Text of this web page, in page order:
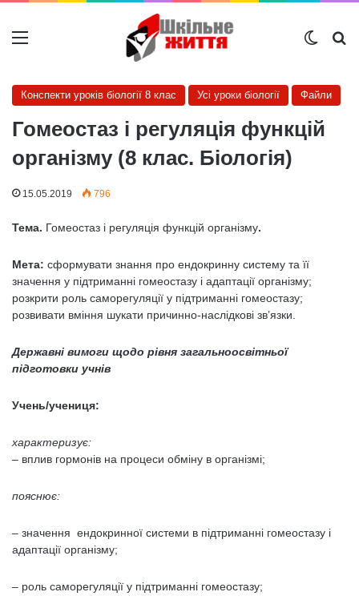
Меню
Конспекти уроків біології 8 клас Усі уроки біології Файли
Гомеостаз і регуляція функцій
організму (8 клас. Біологія)
15.05.2019 796
Тема. Гомеостаз і регуляція функцій організму.
Мета: сформувати знання про ендокринну систему та її
значення у підтриманні гомеостазу і адаптації організму;
розкрити роль саморегуляції у підтриманні гомеостазу;
розвивати вміння шукати причинно-наслідкові зв’язки.
Державні вимоги щодо рівня загальноосвітньої
підготовки учнів
Учень/учениця:
характеризує:
– вплив гормонів на процеси обміну в організмі;
пояснює:
– значення ендокринної системи в підтриманні гомеостазу і
адаптації організму;
– роль саморегуляції у підтриманні гомеостазу;